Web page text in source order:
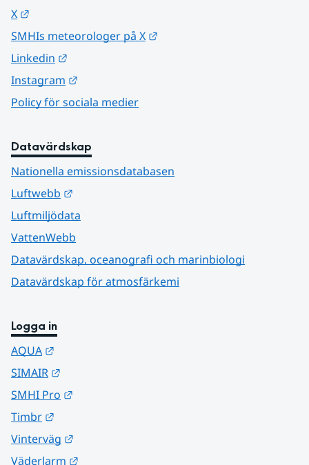
X
SMHIs meteorologer på X
Linkedin
Instagram
Policy för sociala medier
Datavärdskap
Nationella emissionsdatabasen
Luftwebb
Luftmiljödata
VattenWebb
Datavärdskap, oceanografi och marinbiologi
Datavärdskap för atmosfärkemi
Logga in
AQUA
SIMAIR
SMHI Pro
Timbr
Vinterväg
Väderlarm